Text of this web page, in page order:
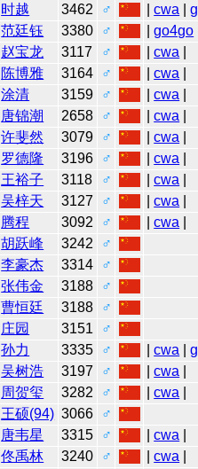
时越 3462 ♂ |cwa |
范廷钰 3380 ♂ |go4go
赵宝龙 3117 ♂ |cwa
陈博雅 3164 ♂ |cwa
涂清 3159 ♂ |cwa
唐锦潮 2658 ♂ |cwa
许斐然 3079 ♂ |cwa
罗德隆 3196 ♂ |cwa
王裕子 3118 ♂ |cwa
吴梓天 3127 ♂ |cwa
腾程 3092 ♂ |cwa
胡跃峰 3242
♂
李豪杰 3314
♂
张伟金 3188
♂
曹恒廷 3188
♂
庄园 3151
♂
孙力 3335 ♂ |cwa |
吴树浩 3197 ♂ |cwa
周贺玺 3282 ♂ |cwa
王硕(94) 3066
♂
唐韦星 3315 ♂ |cwa
佟禹林 3240 ♂ |cwa